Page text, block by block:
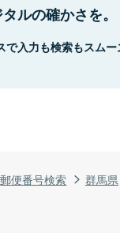
郵便番号検索 群馬県
ルの確かさを。
入力も検索もスムー